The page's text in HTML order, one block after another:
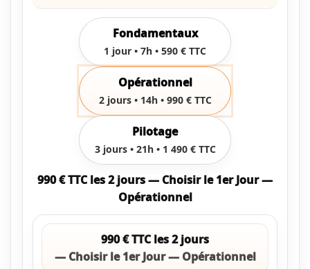
Fondamentaux
1 jour • 7h • 590 € TTC
Opérationnel
2 jours • 14h • 990 € TTC
Pilotage
3 jours • 21h • 1 490 € TTC
990 € TTC les 2 jours — Choisir le 1er Jour —
Opérationnel
990 € TTC les 2 jours
— Choisir le 1er Jour — Opérationnel